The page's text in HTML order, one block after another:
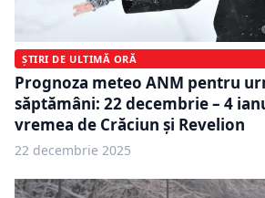
ȘTIRI DE ULTIMĂ ORĂ
Prognoza meteo ANM pentru
săptămâni: 22 decembrie – 4
vremea de Crăciun și Revelion
22 decembrie 2025